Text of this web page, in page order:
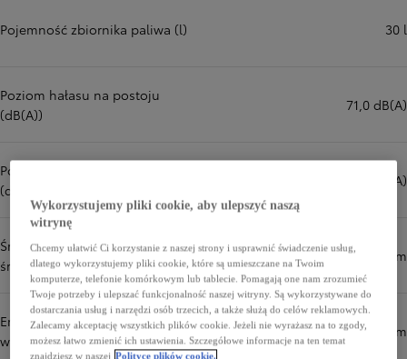
Pojemność zbiornika paliwa (l) 30 l
Poziom hałasu na postoju
(dB(A))
71,0 dB(A)
Poziom hałasu podczas jazdy
(dB(A))
66,0 dB(A)
Średnio (cykl mieszany, wartość
średnia) (l/100 km)
3,7 l/100 km
Emisja CO₂ (cykl mieszany,
wartość średnia) (g/km)
85 g/km
Wykorzystujemy pliki cookie, aby ulepszyć naszą
witrynę
Chcemy ułatwić Ci korzystanie z naszej strony i usprawnić świadczenie usług,
dlatego wykorzystujemy pliki cookie, które są umieszczane na Twoim
komputerze, telefonie komórkowym lub tablecie. Pomagają one nam zrozumieć
Twoje potrzeby i ulepszać funkcjonalność naszej witryny. Są wykorzystywane do
dostarczania usług i narzędzi osób trzecich, a także służą do celów reklamowych.
Zalecamy akceptację wszystkich plików cookie. Jeżeli nie wyrażasz na to zgody,
możesz łatwo zmienić ich ustawienia. Szczegółowe informacje na ten temat
znajdziesz w naszej Polityce plików cookie.